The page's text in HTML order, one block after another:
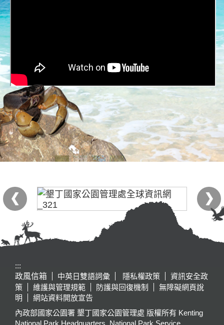
:::
政風信箱
中英日雙語詞彙 隱私權政策
資訊安全政
策
維護與管理規範 防護與回復機制
無障礙網頁說
明
網站資料開放宣告
內政部國家公園署 墾丁國家公園管理處 版權所有 Kenting
National Park Headquarters, National Park Service,